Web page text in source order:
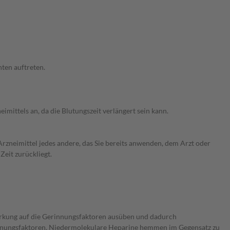
auftreten.
an, da die Blutungszeit verlängert sein kann.
jedes andere, das Sie bereits anwenden, dem Arzt oder
zurückliegt.
auf die Gerinnungsfaktoren ausüben und dadurch
Niedermolekulare Heparine hemmen im Gegensatz zu